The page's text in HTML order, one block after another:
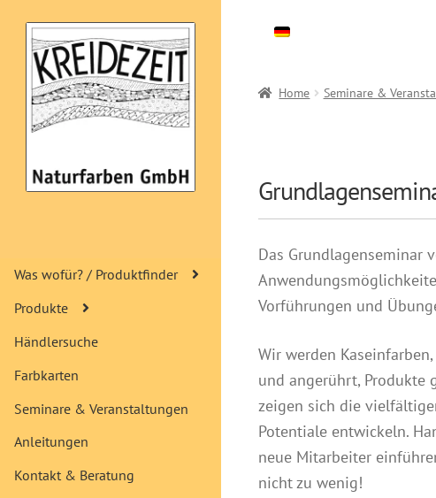
Navigation
springen
Inhalt
springen
Was wofür? / Produktfinder
Produkte
Händlersuche
Farbkarten
Seminare & Veranstaltungen
Anleitungen
Kontakt & Beratung
Home Seminare &
Das Grundlagenseminar
Vorführungen und
Wir werden
und angerührt, Produkte
zeigen sich die
Potentiale entwickeln.
neue Mitarbeiter
nicht zu wenig!